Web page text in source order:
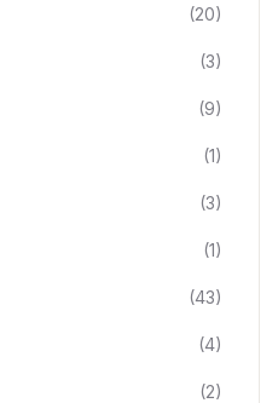
(20)
(3)
(9)
(1)
(3)
(1)
(43)
(4)
(2)